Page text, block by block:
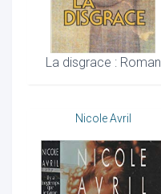
La disgrace : Roman
Nicole Avril